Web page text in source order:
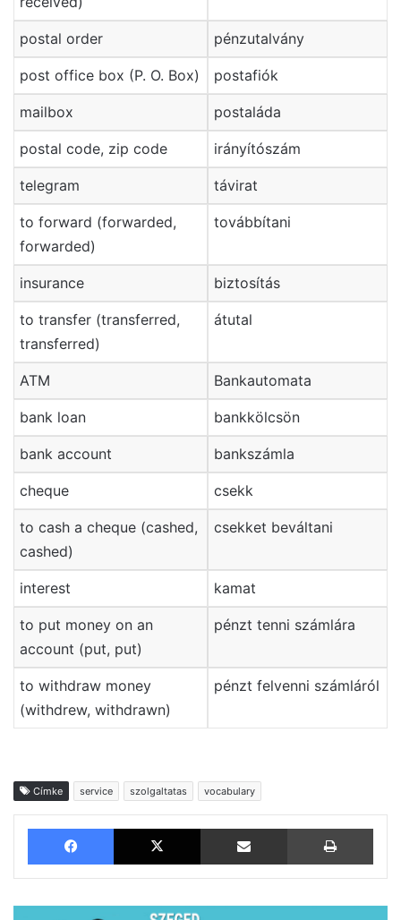
postal order pénzutalvány
post office box (P. O. Box) postafiók
mailbox postaláda
postal code, zip code irányítószám
telegram távirat
to forward (forwarded,
forwarded)
továbbítani
insurance biztosítás
to transfer (transferred,
transferred)
átutal
ATM Bankautomata
bank loan bankkölcsön
bank account bankszámla
cheque csekk
to cash a cheque (cashed,
cashed)
csekket beváltani
interest kamat
to put money on an
account (put, put)
pénzt tenni számlára
to withdraw money
(withdrew, withdrawn)
pénzt felvenni számláról
Címke service szolgaltatas vocabulary
Facebook X Megosztás email-ben